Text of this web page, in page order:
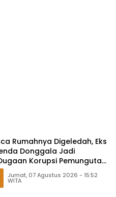
Rumahnya Digeledah, Eks
Donggala Jadi
Korupsi Pemungutan
Jumat, 07 Agustus 2026 - 15:52
WITA